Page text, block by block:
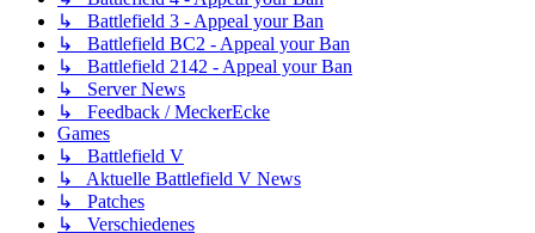
↳ Battlefield 3 - Appeal your Ban
↳ Battlefield BC2 - Appeal your Ban
↳ Battlefield 2142 - Appeal your Ban
↳ Server News
↳ Feedback / MeckerEcke
Games
↳ Battlefield V
↳ Aktuelle Battlefield V News
↳ Patches
↳ Verschiedenes